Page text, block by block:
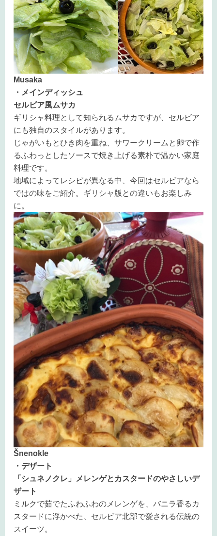
Musaka
・メインディッシュ
セルビア風ムサカ
ギリシャ料理として知られるムサカですが、セルビア
にも独自のスタイルがあります。
じゃがいもとひき肉を重ね、サワークリームと卵で作
るふわっとしたソースで焼き上げる素朴で温かい家庭
料理です。
地域によってレシピが異なる中、今回はセルビアなら
ではの味をご紹介。ギリシャ版との違いもお楽しみ
に。
Šnenokle
・デザート
「シュネノクレ」メレンゲとカスタードのやさしいデ
ザート
ミルクで茹でたふわふわのメレンゲを、バニラ香るカ
スタードに浮かべた、セルビア北部で愛される伝統の
スイーツ。